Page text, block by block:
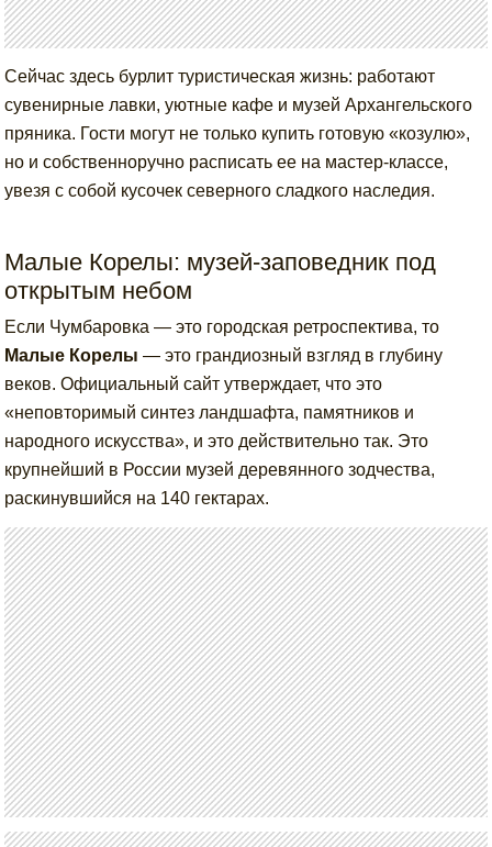
Сейчас здесь бурлит туристическая жизнь: работают
сувенирные лавки, уютные кафе и музей Архангельского
пряника. Гости могут не только купить готовую «козулю»,
но и собственноручно расписать ее на мастер-классе,
увезя с собой кусочек северного сладкого наследия.
Малые Корелы: музей-заповедник под
открытым небом
Если Чумбаровка — это городская ретроспектива, то
Малые Корелы— это грандиозный взгляд в глубину
веков. Официальный сайт утверждает, что это
«неповторимый синтез ландшафта, памятников и
народного искусства», и это действительно так. Это
крупнейший в России музей деревянного зодчества,
раскинувшийся на 140 гектарах.